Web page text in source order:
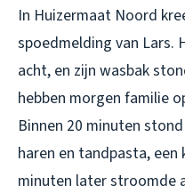
In Huizermaat Noord
spoedmelding van Lars.
acht, en zijn wasbak
hebben morgen familie
Binnen 20 minuten
haren en tandpasta, een
minuten later stroomde